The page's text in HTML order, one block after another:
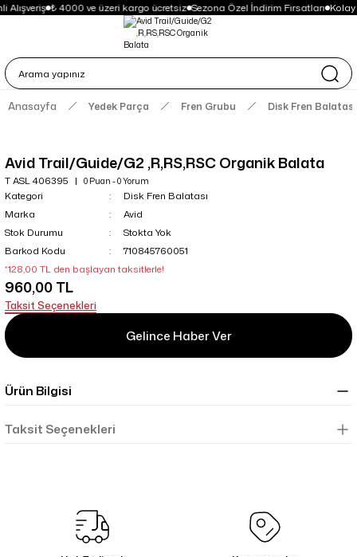
Alışveriş ₺ 4000 ve üzeri kargo ücretsiz Sezona Özel İndirim Fırsatları Kolay
Anasayfa Yedek Parça Fren Grubu Disk Fren Balatası
Avid Trail/Guide/G2 ,R,RS,RSC Organik Balata
T ASL 406395 0 Puan - 0 Yorum
Kategori
Disk Fren Balatası
Marka
Avid
Stok Durumu
Stokta Yok
Barkod Kodu
710845760051
*128,00 TL den başlayan taksitlerle!
960,00 TL
Taksit Seçenekleri
Gelince Haber Ver
Ürün Bilgisi
Taksit Seçenekleri